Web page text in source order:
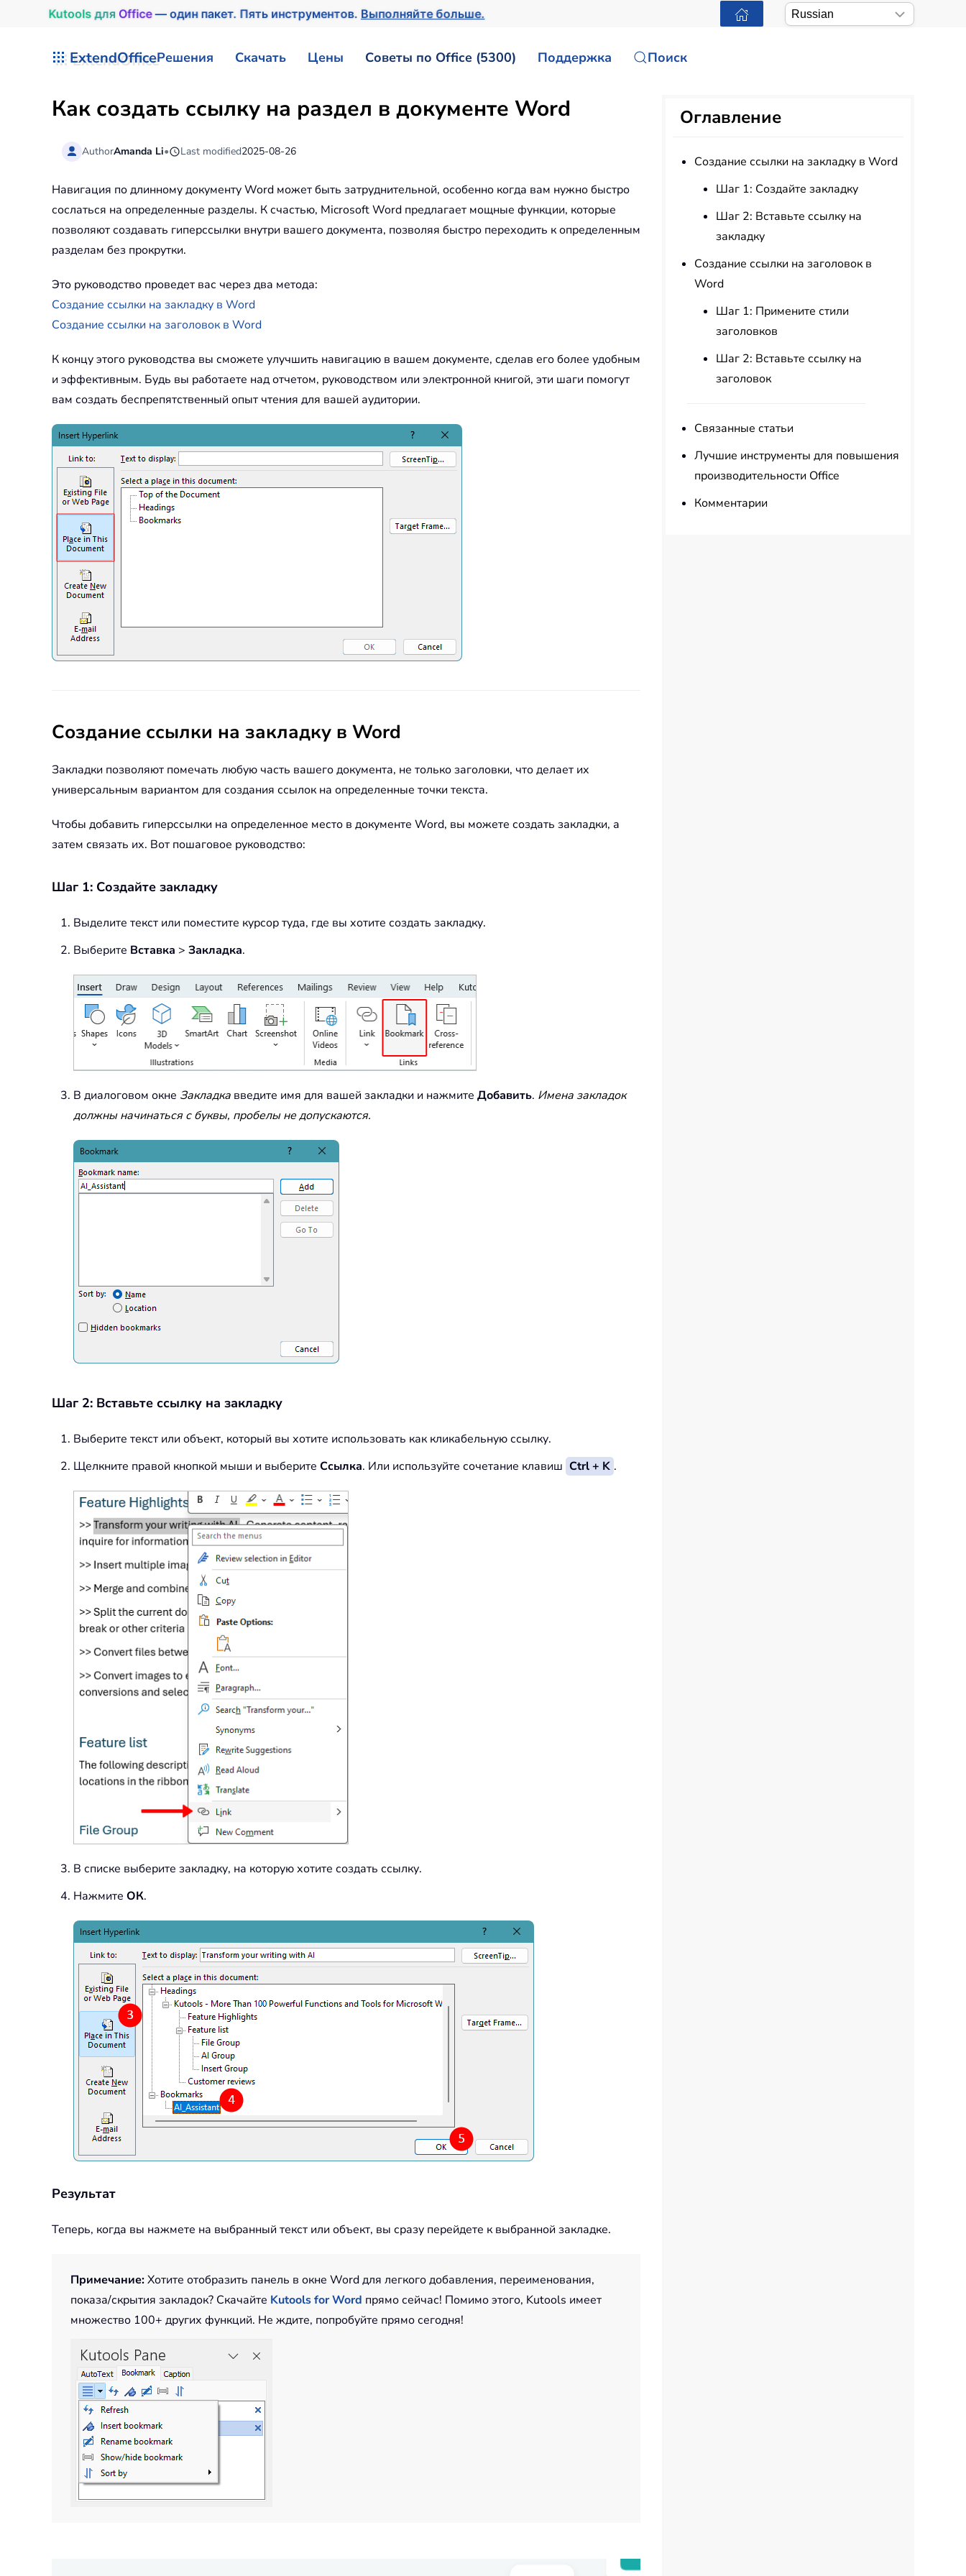
Kutools для Office— один пакет. Пять инструментов.Выполняйте больше.
ExtendOfficeРешения Скачать Цены Советы по Office (5300) Поддержка Поиск
Как создать ссылку на раздел в документе Word
AuthorAmanda Li• Last modified2025-08-26
Навигация по длинному документу Word может быть затруднительной, особенно когда вам нужно быстро
сослаться на определенные разделы. К счастью, Microsoft Word предлагает мощные функции, которые
позволяют создавать гиперссылки внутри вашего документа, позволяя быстро переходить к определенным
разделам без прокрутки.
Это руководство проведет вас через два метода:
Создание ссылки на закладку в Word
Создание ссылки на заголовок в Word
К концу этого руководства вы сможете улучшить навигацию в вашем документе, сделав его более удобным
и эффективным. Будь вы работаете над отчетом, руководством или электронной книгой, эти шаги помогут
вам создать беспрепятственный опыт чтения для вашей аудитории.
Создание ссылки на закладку в Word
Закладки позволяют помечать любую часть вашего документа, не только заголовки, что делает их
универсальным вариантом для создания ссылок на определенные точки текста.
Чтобы добавить гиперссылки на определенное место в документе Word, вы можете создать закладки, а
затем связать их. Вот пошаговое руководство:
Шаг 1: Создайте закладку
Выделите текст или поместите курсор туда, где вы хотите создать закладку.
Выберите Вставка > Закладка.
В диалоговом окне Закладка введите имя для вашей закладки и нажмите Добавить. Имена закладок
должны начинаться с буквы, пробелы не допускаются.
Шаг 2: Вставьте ссылку на закладку
Выберите текст или объект, который вы хотите использовать как кликабельную ссылку.
Щелкните правой кнопкой мыши и выберите Ссылка. Или используйте сочетание клавиш Ctrl + K .
В списке выберите закладку, на которую хотите создать ссылку.
Нажмите ОК.
Результат
Теперь, когда вы нажмете на выбранный текст или объект, вы сразу перейдете к выбранной закладке.
Примечание:Хотите отобразить панель в окне Word для легкого добавления, переименования,
показа/скрытия закладок? Скачайте Kutools for Word прямо сейчас! Помимо этого, Kutools имеет
множество 100+ других функций. Не ждите, попробуйте прямо сегодня!
Оглавление
Создание ссылки на закладку в Word
Шаг 1: Создайте закладку
Шаг 2: Вставьте ссылку на
закладку
Создание ссылки на заголовок в
Word
Шаг 1: Примените стили
заголовков
Шаг 2: Вставьте ссылку на
заголовок
Связанные статьи
Лучшие инструменты для повышения
производительности Office
Комментарии